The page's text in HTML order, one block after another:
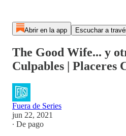
Abrir en la app Escuchar a
The Good Wife... y
Culpables | Placeres
Fuera de Series
jun 22, 2021
∙ De pago